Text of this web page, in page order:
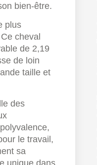
bien-être.
plus
cheval
de 2,19
de loin
taille et
des
le travail,
sa
unique dans